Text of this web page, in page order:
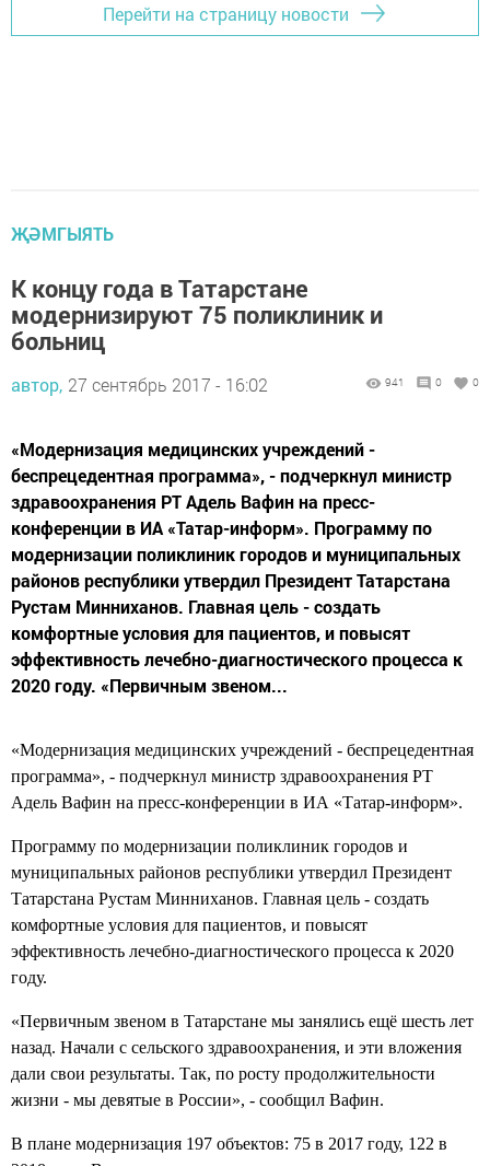
Перейти на страницу новости
ҖӘМГЫЯТЬ
К концу года в Татарстане
модернизируют 75 поликлиник и
больниц
автор, 27 сентябрь 2017 - 16:02 941 0 0
«Модернизация медицинских учреждений -
беспрецедентная программа», - подчеркнул министр
здравоохранения РТ Адель Вафин на пресс-
конференции в ИА «Татар-информ». Программу по
модернизации поликлиник городов и муниципальных
районов республики утвердил Президент Татарстана
Рустам Минниханов. Главная цель - создать
комфортные условия для пациентов, и повысят
эффективность лечебно-диагностического процесса к
2020 году. «Первичным звеном...
«Модернизация медицинских учреждений - беспрецедентная
программа», - подчеркнул министр здравоохранения РТ
Адель Вафин на пресс-конференции в ИА «Татар-информ».
Программу по модернизации поликлиник городов и
муниципальных районов республики утвердил Президент
Татарстана Рустам Минниханов. Главная цель - создать
комфортные условия для пациентов, и повысят
эффективность лечебно-диагностического процесса к 2020
году.
«Первичным звеном в Татарстане мы занялись ещё шесть лет
назад. Начали с сельского здравоохранения, и эти вложения
дали свои результаты. Так, по росту продолжительности
жизни - мы девятые в России», - сообщил Вафин.
В плане модернизация 197 объектов: 75 в 2017 году, 122 в